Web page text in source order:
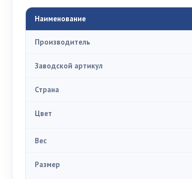
Наименование
Производитель
Заводской артикул
Страна
Цвет
Вес
Размер